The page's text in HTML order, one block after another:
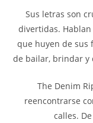
Sus letras son
divertidas.
que huyen de sus
de bailar, brindar y
The Denim
reencontrarse
calles.